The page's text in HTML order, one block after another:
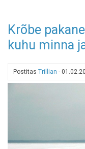
Krõbe
kuhu minna
Postitas Trillian -